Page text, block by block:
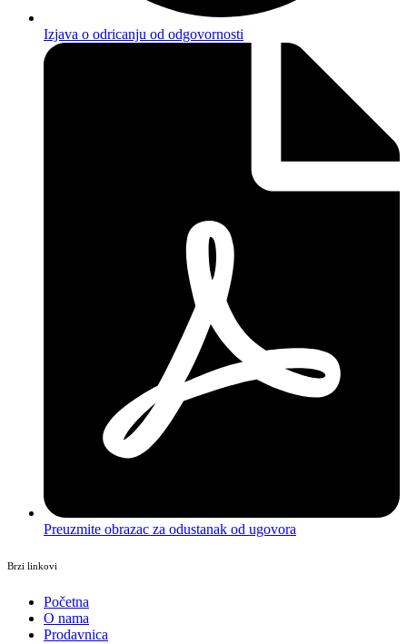
Izjava o odricanju od odgovornosti
Preuzmite obrazac za odustanak od ugovora
Brzi linkovi
Početna
O nama
Prodavnica